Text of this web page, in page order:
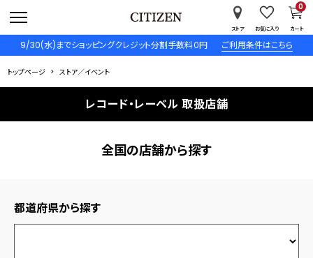
9/30(水)までショッピングクレジット分割手数料０円 ご利用条件はこちら
ストア お気に入り カート
0
トップページ ストア／イベント
レコード・レーベル 取扱店舗
全国の店舗から探す
都道府県から探す